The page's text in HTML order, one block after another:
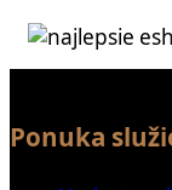
Ponuka